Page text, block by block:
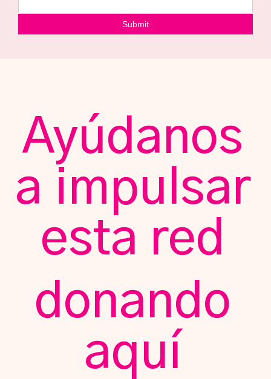
Ayúdanos
a impulsar
esta red
donando
aquí